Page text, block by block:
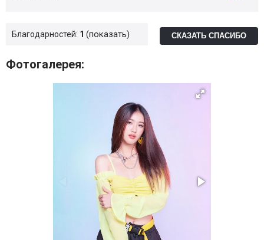
Благодарностей: 1 показать СКАЗАТЬ СПАСИБО
Фотогалерея: